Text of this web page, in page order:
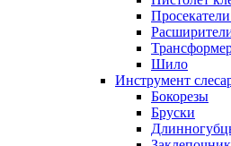
Шило
Инструмент
Бокорезы
Бруски